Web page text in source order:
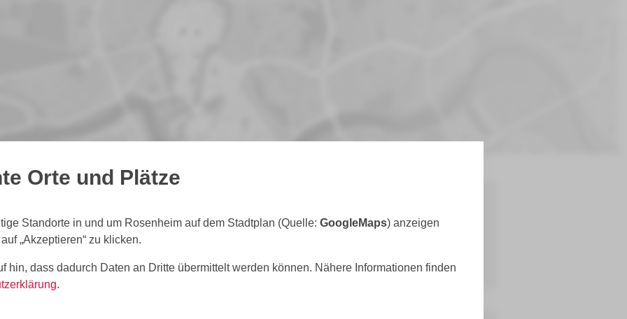
Orte und Plätze
Standorte in und um Rosenheim auf dem Stadtplan (Quelle: GoogleMaps) anzeigen
„Akzeptieren“ zu klicken.
hin, dass dadurch Daten an Dritte übermittelt werden können. Nähere Informationen finden
.